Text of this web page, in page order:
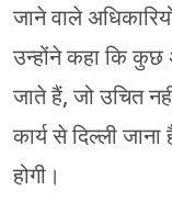
जाने वाले
उन्होंने कहा कि कुछ
जाते हैं, जो उचित
कार्य से दिल्ली
होगी।